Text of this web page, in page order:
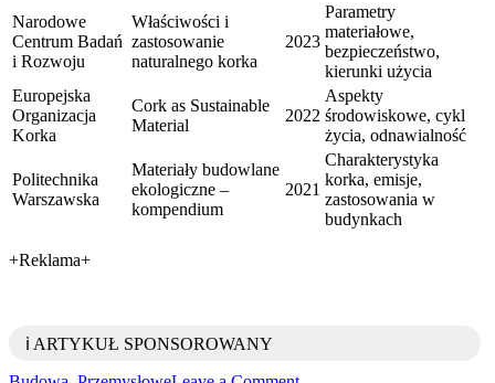
Narodowe
Centrum Badań
i Rozwoju
Właściwości i
zastosowanie
naturalnego korka
2023
Parametry
materiałowe,
bezpieczeństwo,
kierunki użycia
Europejska
Organizacja
Korka
Cork as Sustainable
Material
2022
Aspekty
środowiskowe, cykl
życia, odnawialność
Politechnika
Warszawska
Materiały budowlane
ekologiczne –
kompendium
2021
Charakterystyka
korka, emisje,
zastosowania w
budynkach
+Reklama+
ℹ️ ARTYKUŁ SPONSOROWANY